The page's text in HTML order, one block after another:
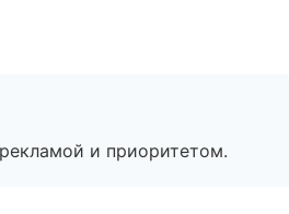
и приоритетом.